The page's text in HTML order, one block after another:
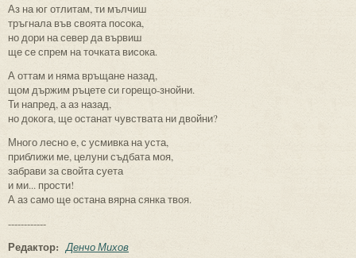
Аз на юг отлитам, ти мълчиш
тръгнала във своята посока,
но дори на север да вървиш
ще се спрем на точката висока.
А оттам и няма връщане назад,
щом държим ръцете си горещо-знойни.
Ти напред, а аз назад,
но докога, ще останат чувствата ни двойни?
Много лесно е, с усмивка на уста,
приближи ме, целуни съдбата моя,
забрави за свойта суета
и ми... прости!
А аз само ще остана вярна сянка твоя.
------------
Редактор: Денчо Михов